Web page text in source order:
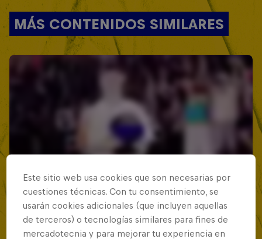
MÁS CONTENIDOS SIMILARES
Este sitio web usa cookies que son necesarias por
cuestiones técnicas. Con tu consentimiento, se
usarán cookies adicionales (que incluyen aquellas
de terceros) o tecnologías similares para fines de
mercadotecnia y para mejorar tu experiencia en